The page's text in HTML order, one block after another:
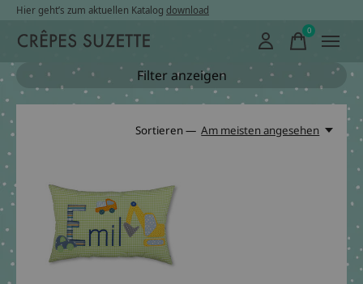
Hier geht’s zum aktuellen Katalog download
0items
Filter anzeigen
Sortieren — Am meisten angesehen